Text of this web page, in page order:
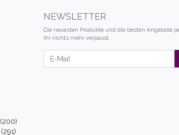
NEWSLETTER
Die neuesten Produkte und die besten Angebote
Ihr nichts mehr verpasst.
Newsletter